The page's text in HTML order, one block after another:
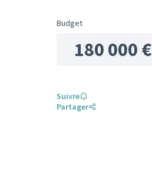
Budget
180 000 €
Suivre
Partager